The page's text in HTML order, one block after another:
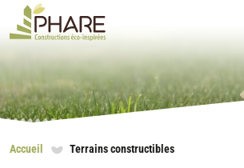
Accueil Terrains constructibles